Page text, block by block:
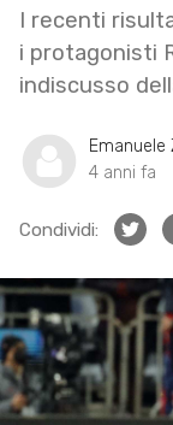
I recenti
i protagonisti
indiscusso
Emanuele
4 anni fa
Condividi: